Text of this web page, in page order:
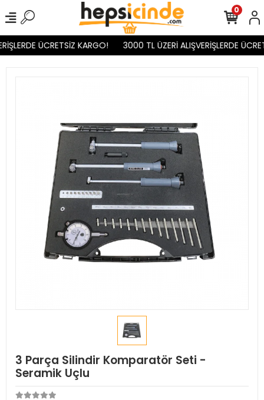
ÜCRETSİZ KARGO! 3000 TL ÜZERİ ALIŞVERİŞLERDE
0
3 Parça Silindir Komparatör Seti -
Seramik Uçlu